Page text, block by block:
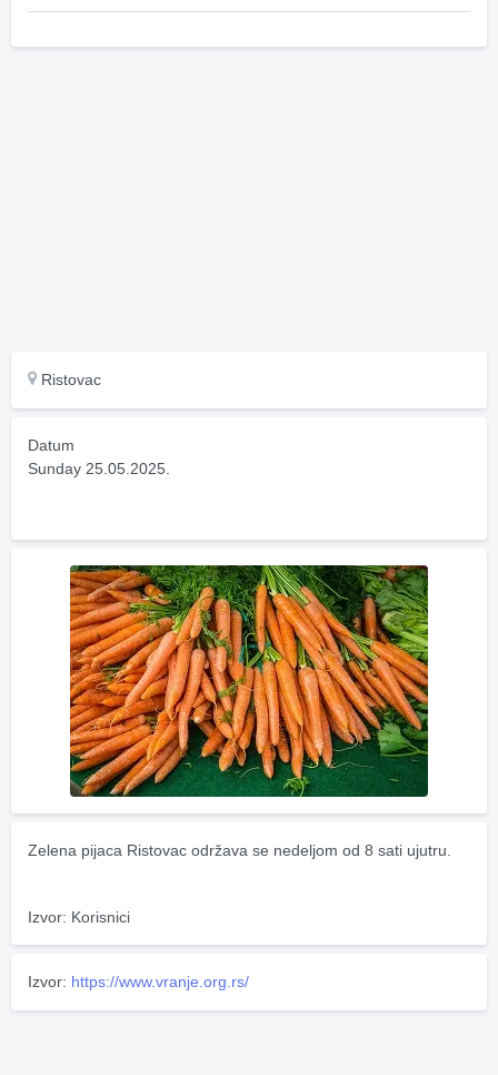
Ristovac
Datum
Sunday 25.05.2025.
Zelena pijaca Ristovac održava se nedeljom od 8 sati ujutru.
Izvor: Korisnici
Izvor: https://www.vranje.org.rs/